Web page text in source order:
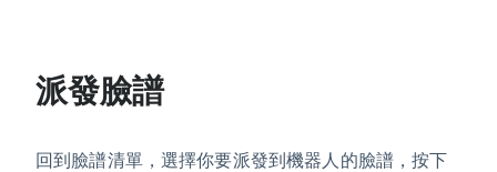
派發臉譜
回到臉譜清單，選擇你要派發到機器人的臉譜，按下